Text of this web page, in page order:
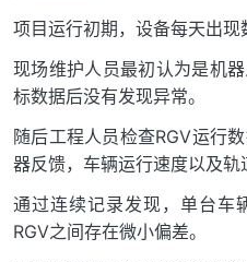
项目运行初期，设备每天出现
现场维护人员最初认为是机
标数据后没有发现异常。
随后工程人员检查RGV运行
器反馈，车辆运行速度以及轨
通过连续记录发现，单台车
RGV之间存在微小偏差。